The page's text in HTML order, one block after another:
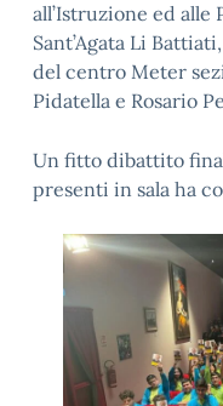
all’Istruzione ed
Sant’Agata Li
del centro Meter
Pidatella e Rosario
Un fitto dibattito
presenti in sala ha